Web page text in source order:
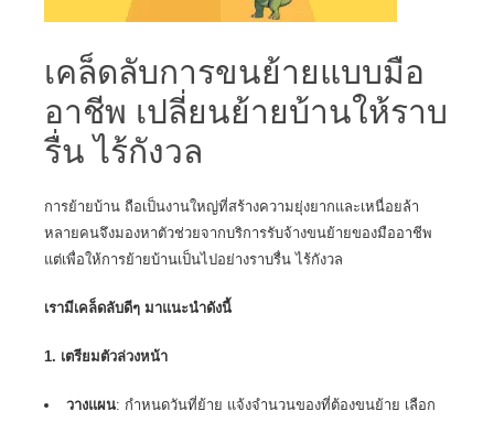
เคล็ดลับการขนย้ายแบบมือ
อาชีพ เปลี่ยนย้ายบ้านให้ราบ
รื่น ไร้กังวล
การย้ายบ้าน ถือเป็นงานใหญ่ที่สร้างความยุ่งยากและเหนื่อยล้า
หลายคนจึงมองหาตัวช่วยจากบริการรับจ้างขนย้ายของมืออาชีพ
แต่เพื่อให้การย้ายบ้านเป็นไปอย่างราบรื่น ไร้กังวล
เรามีเคล็ดลับดีๆ มาแนะนำดังนี้
1. เตรียมตัวล่วงหน้า
วางแผน: กำหนดวันที่ย้าย แจ้งจำนวนของที่ต้องขนย้าย เลือก